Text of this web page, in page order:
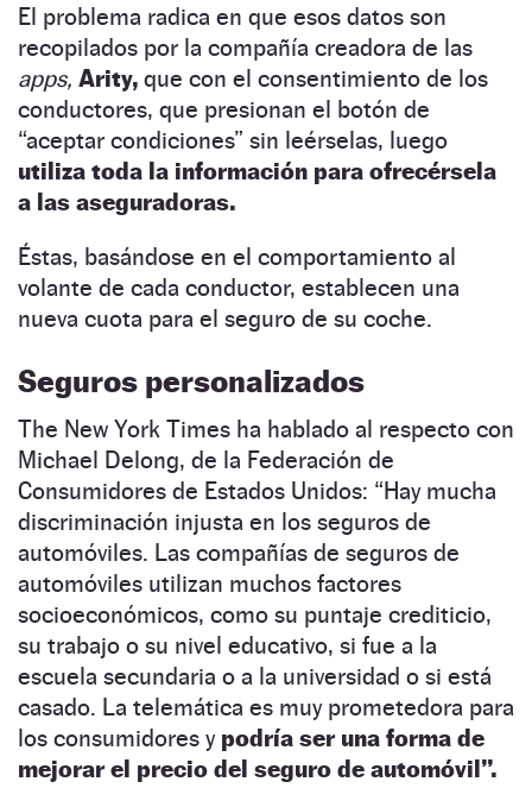
El problema radica en que esos datos son
recopilados por la compañía creadora de las
apps, Arity, que con el consentimiento de los
conductores, que presionan el botón de
“aceptar condiciones” sin leérselas, luego
utiliza toda la información para ofrecérsela
a las aseguradoras.
Éstas, basándose en el comportamiento al
volante de cada conductor, establecen una
nueva cuota para el seguro de su coche.
Seguros personalizados
The New York Times ha hablado al respecto con
Michael Delong, de la Federación de
Consumidores de Estados Unidos: “Hay mucha
discriminación injusta en los seguros de
automóviles. Las compañías de seguros de
automóviles utilizan muchos factores
socioeconómicos, como su puntaje crediticio,
su trabajo o su nivel educativo, si fue a la
escuela secundaria o a la universidad o si está
casado. La telemática es muy prometedora para
los consumidores y podría ser una forma de
mejorar el precio del seguro de automóvil”.